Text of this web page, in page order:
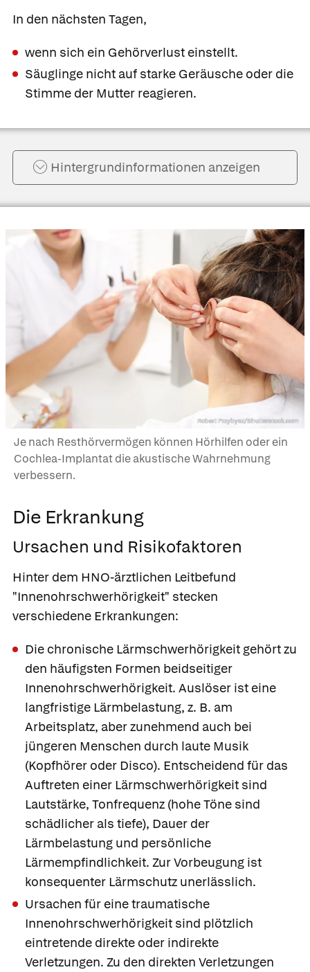
In den nächsten Tagen,
wenn sich ein Gehörverlust einstellt.
Säuglinge nicht auf starke Geräusche oder die
Stimme der Mutter reagieren.
Hintergrund­informationen anzeigen
Robert Przybysz/Shutterstock.com
Je nach Resthörvermögen können Hörhilfen oder ein
Cochlea-Implantat die akustische Wahrnehmung
verbessern.
Die Erkrankung
Ursachen und Risikofaktoren
Hinter dem HNO-ärztlichen Leitbefund
"Innenohrschwerhörigkeit" stecken
verschiedene Erkrankungen:
Die chronische Lärmschwerhörigkeitgehört zu
den häufigsten Formen beidseitiger
Innenohrschwerhörigkeit. Auslöser ist eine
langfristige Lärmbelastung, z. B. am
Arbeitsplatz, aber zunehmend auch bei
jüngeren Menschen durch laute Musik
(Kopfhörer oder Disco). Entscheidend für das
Auftreten einer Lärmschwerhörigkeit sind
Lautstärke, Tonfrequenz (hohe Töne sind
schädlicher als tiefe), Dauer der
Lärmbelastung und persönliche
Lärmempfindlichkeit. Zur Vorbeugung ist
konsequenter Lärmschutz unerlässlich.
Ursachen für einetraumatische
Innenohrschwerhörigkeit sind plötzlich
eintretende direkte oder indirekte
Verletzungen. Zu den direkten Verletzungen